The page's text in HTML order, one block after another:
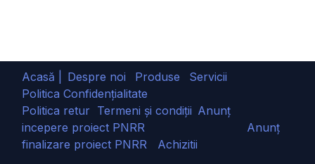
Acasă | Despre noi Produse
Servicii
Politica Confidențialitate
Politica retur Termeni și condiții Anunț
incepere proiect PNRR
Anunț
finalizare proiect PNRR Achizitii